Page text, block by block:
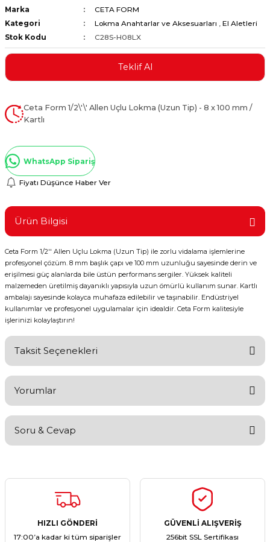
ve Penseler
Marka
CETA FORM
Kategori
Lokma Anahtarlar ve Aksesuarları , El Aletleri
Stok Kodu
C28S-H08LX
Teklif Al
Ceta Form 1/2\'\' Allen Uçlu Lokma (Uzun Tip) - 8 x 100 mm /
Kartlı
WhatsApp Sipariş
Fiyatı Düşünce Haber Ver
Ürün Bilgisi
Ceta Form 1/2'' Allen Uçlu Lokma (Uzun Tip) ile zorlu vidalama işlemlerine
profesyonel çözüm. 8 mm başlık çapı ve 100 mm uzunluğu sayesinde derin ve
erişilmesi güç alanlarda bile üstün performans sergiler. Yüksek kaliteli
malzemeden üretilmiş dayanıklı yapısıyla uzun ömürlü kullanım sunar. Kartlı
ambalajı sayesinde kolayca muhafaza edilebilir ve taşınabilir. Endüstriyel
kullanımlar ve profesyonel uygulamalar için idealdir. Ceta Form kalitesiyle
işlerinizi kolaylaştırın!
Taksit Seçenekleri
Yorumlar
Yorum Yaz
Soru & Cevap
Ürün hakkında henüz soru sorulmamış.
HIZLI GÖNDERİ
17:00’a kadar ki tüm siparişler
GÜVENLİ ALIŞVERİŞ
256bit SSL Sertifikası